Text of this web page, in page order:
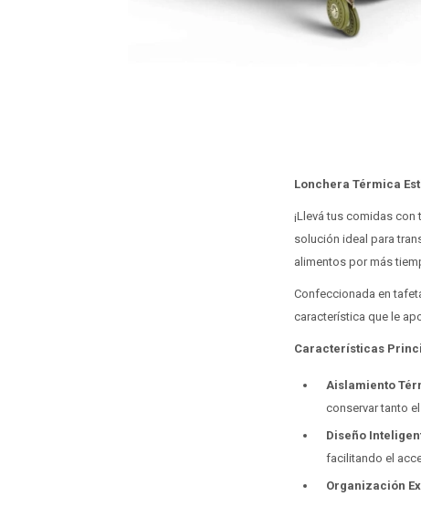
Lonchera Térmica
¡Llevá tus comidas
solución ideal para
alimentos por más
Confeccionada en
característica que le
Características
Aislamiento
conservar tanto
Diseño
facilitando el
Organización